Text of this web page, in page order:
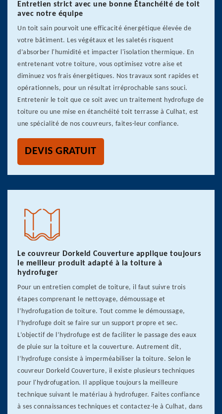
Entretien strict avec une bonne Étanchéité de toit
avec notre équipe
Un toit sain pourvoit une efficacité énergétique élevée de
votre bâtiment. Les végétaux et les saletés risquent
d’absorber l'humidité et impacter l'isolation thermique. En
entretenant votre toiture, vous optimisez votre aise et
diminuez vos frais énergétiques. Nos travaux sont rapides et
opérationnels, pour un résultat irréprochable sans souci.
Entretenir le toit que ce soit avec un traitement hydrofuge de
toiture ou une mise en étanchéité toit terrasse à Culhat, est
une spécialité de nos couvreurs, faites-leur confiance.
DEVIS GRATUIT
Le couvreur Dorkeld Couverture applique toujours
le meilleur produit adapté à la toiture à
hydrofuger
Pour un entretien complet de toiture, il faut suivre trois
étapes comprenant le nettoyage, démoussage et
l’hydrofugation de toiture. Tout comme le démoussage,
l’hydrofuge doit se faire sur un support propre et sec.
L’objectif de l’hydrofuge est de faciliter le passage des eaux
de pluie sur la toiture et la couverture. Autrement dit,
l’hydrofuge consiste à imperméabiliser la toiture. Selon le
couvreur Dorkeld Couverture, il existe plusieurs techniques
pour l'hydrofugation. Il applique toujours la meilleure
technique suivant le matériau à hydrofuger. Faites confiance
à ses connaissances techniques et contactez-le à Culhat, dans